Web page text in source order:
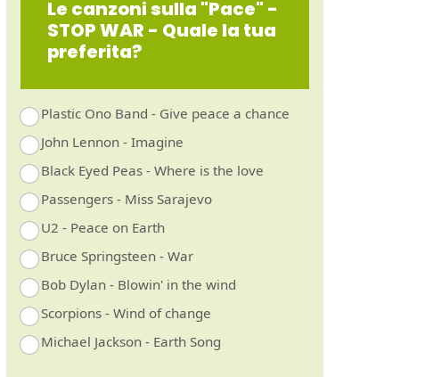
Le canzoni sulla "Pace" -
STOP WAR - Quale la tua
preferita?
Plastic Ono Band - Give peace a chance
John Lennon - Imagine
Black Eyed Peas - Where is the love
Passengers - Miss Sarajevo
U2 - Peace on Earth
Bruce Springsteen - War
Bob Dylan - Blowin' in the wind
Scorpions - Wind of change
Michael Jackson - Earth Song